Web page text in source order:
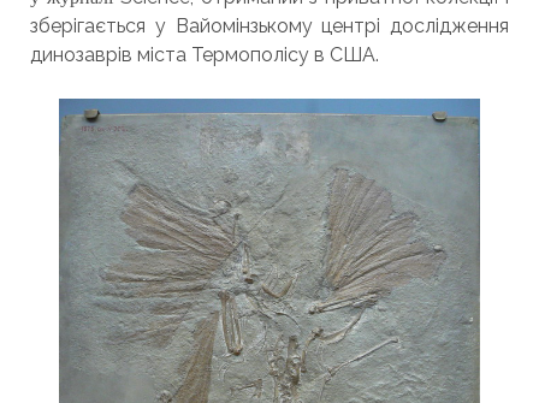
зберігається у Вайомінзькому центрі дослідження
динозаврів міста Термополісу в США.